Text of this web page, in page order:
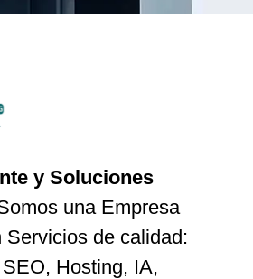
y Soluciones
una Empresa
Servicios de calidad:
Hosting, IA,